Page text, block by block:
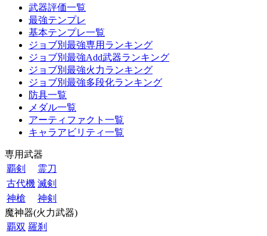
武器評価一覧
最強テンプレ
基本テンプレ一覧
ジョブ別最強専用ランキング
ジョブ別最強Add武器ランキング
ジョブ別最強火力ランキング
ジョブ別最強多段化ランキング
防具一覧
メダル一覧
アーティファクト一覧
キャラアビリティ一覧
専用武器
覇剣
霊刀
古代機 滅剣
神槍
神剣
魔神器(火力武器)
覇双 羅刹